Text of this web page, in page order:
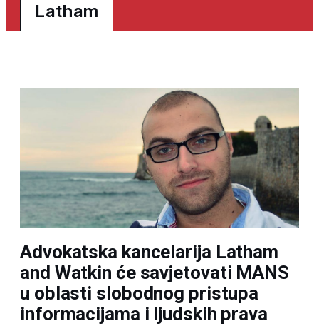
Latham
Advokatska kancelarija Latham
and Watkin će savjetovati MANS
u oblasti slobodnog pristupa
informacijama i ljudskih prava